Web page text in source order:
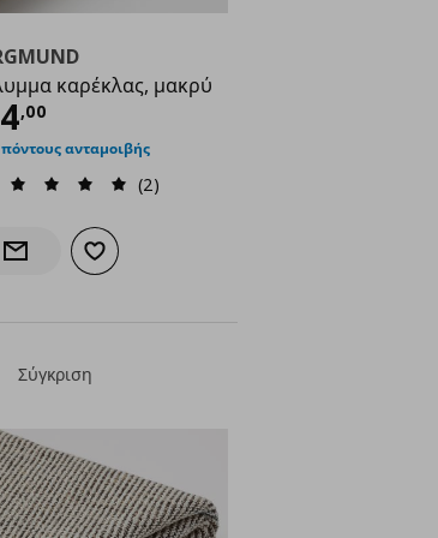
καρέκλας, μακρύ
,00 τιμή
ανταμοιβής
(2)
Ενημέρωση διαθεσιμότητας
Προσθήκη στα αγαπημένα
Σύγκριση